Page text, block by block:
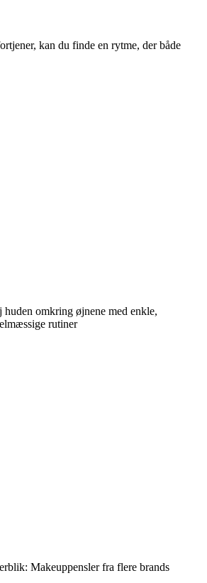
kan du finde en rytme, der både
huden omkring øjnene med enkle,
rutiner
Makeuppensler fra flere brands